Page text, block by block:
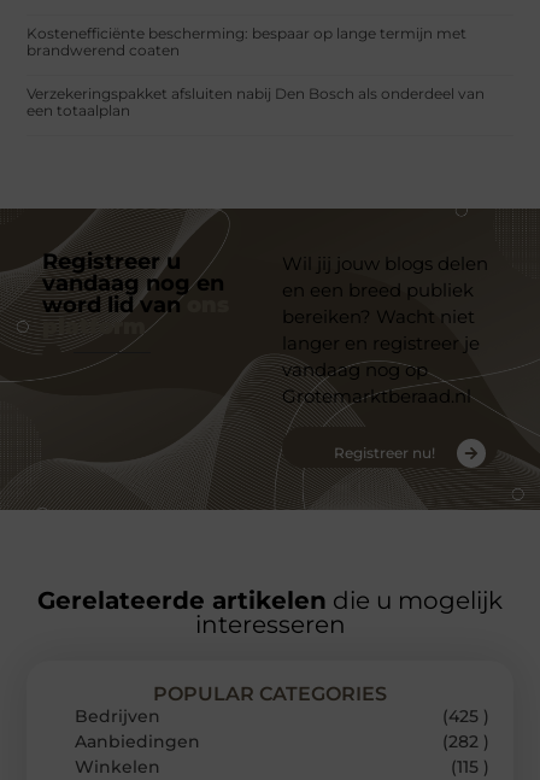
Kostenefficiënte bescherming: bespaar op lange termijn met
brandwerend coaten
Verzekeringspakket afsluiten nabij Den Bosch als onderdeel van
een totaalplan
Registreer u
vandaag nog en
word lid van
platform
Wil jij jouw blogs delen
en een breed publiek
bereiken? Wacht niet
langer en registreer je
vandaag nog op
Grotemarktberaad.nl
Registreer nu!
Gerelateerde artikelen die u mogelijk
interesseren
POPULAR CATEGORIES
Bedrijven
(425 )
Aanbiedingen
(282 )
Winkelen
(115 )